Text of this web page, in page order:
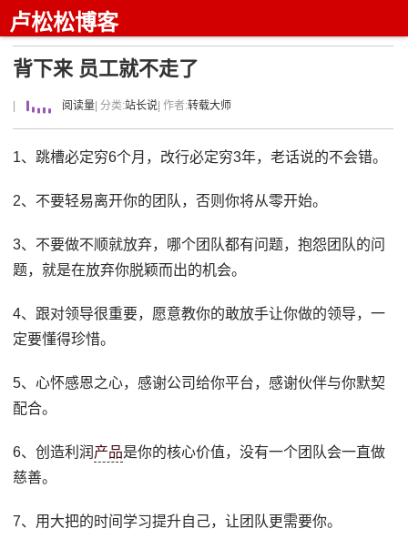
卢松松博客
背下来 员工就不走了
阅读量 | 分类:站长说 | 作者:转载大师
1、跳槽必定穷6个月，改行必定穷3年，老话说的不会错。
2、不要轻易离开你的团队，否则你将从零开始。
3、不要做不顺就放弃，哪个团队都有问题，抱怨团队的问
题，就是在放弃你脱颖而出的机会。
4、跟对领导很重要，愿意教你的敢放手让你做的领导，一
定要懂得珍惜。
5、心怀感恩之心，感谢公司给你平台，感谢伙伴与你默契
配合。
6、创造利润 产品是你的核心价值，没有一个团队会一直做
慈善。
7、用大把的时间学习提升自己，让团队更需要你。